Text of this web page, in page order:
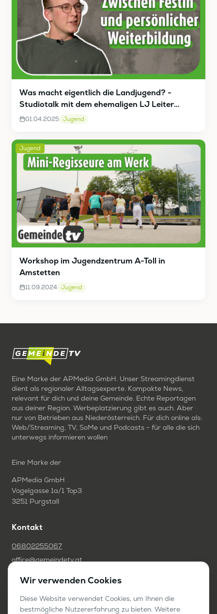
Was macht eigentlich die Landjugend? -
Studiotalk mit dem ehemaligen LJ Leiter
Höhlmüller Markus
01.04.2025 Jugend
Jugend
Workshop im Jugendzentrum A-Toll in
Amstetten
11.09.2024 Jugend
Eine Marke der APMedia GmbH. Unser Streamingdienst
dient als regionaler Alltagsexperte. Kompakte News,
relevant für dich und deine Gemeinde. Echte Reportagen
aus deiner Region. Werbeplatzierung gibt es auch. Aber
nur von Betrieben aus Niederösterreich. Für dich online als:
Web/Streaming, TV, SoMe und Podcasts - für alle die sich
unterwegs informieren wollen
Eine Marke der
APMedia GmbH
Vogelgasse 1a/1 Top3
3251 Purgstall
Kontakt
06802255067
office@gemeindetv.at
FAQ
IMPRESSUM
DATENSCHUTZ
Wir verwenden Cookies
Diese Website verwendet Cookies, um Ihnen die
bestmögliche Nutzererfahrung zu bieten. Weitere